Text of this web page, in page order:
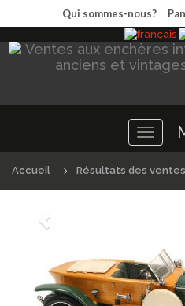
Qui sommes-nous?
Toggle
Accueil Résultats des ventes
Précédént